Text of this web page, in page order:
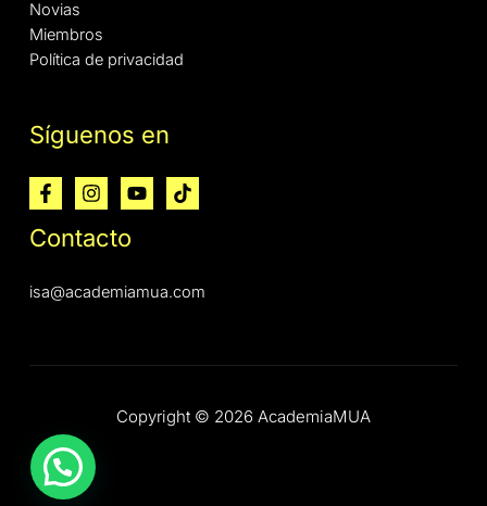
Novias
Miembros
Política de privacidad
Síguenos en
Contacto
isa@academiamua.com
Copyright © 2026 AcademiaMUA